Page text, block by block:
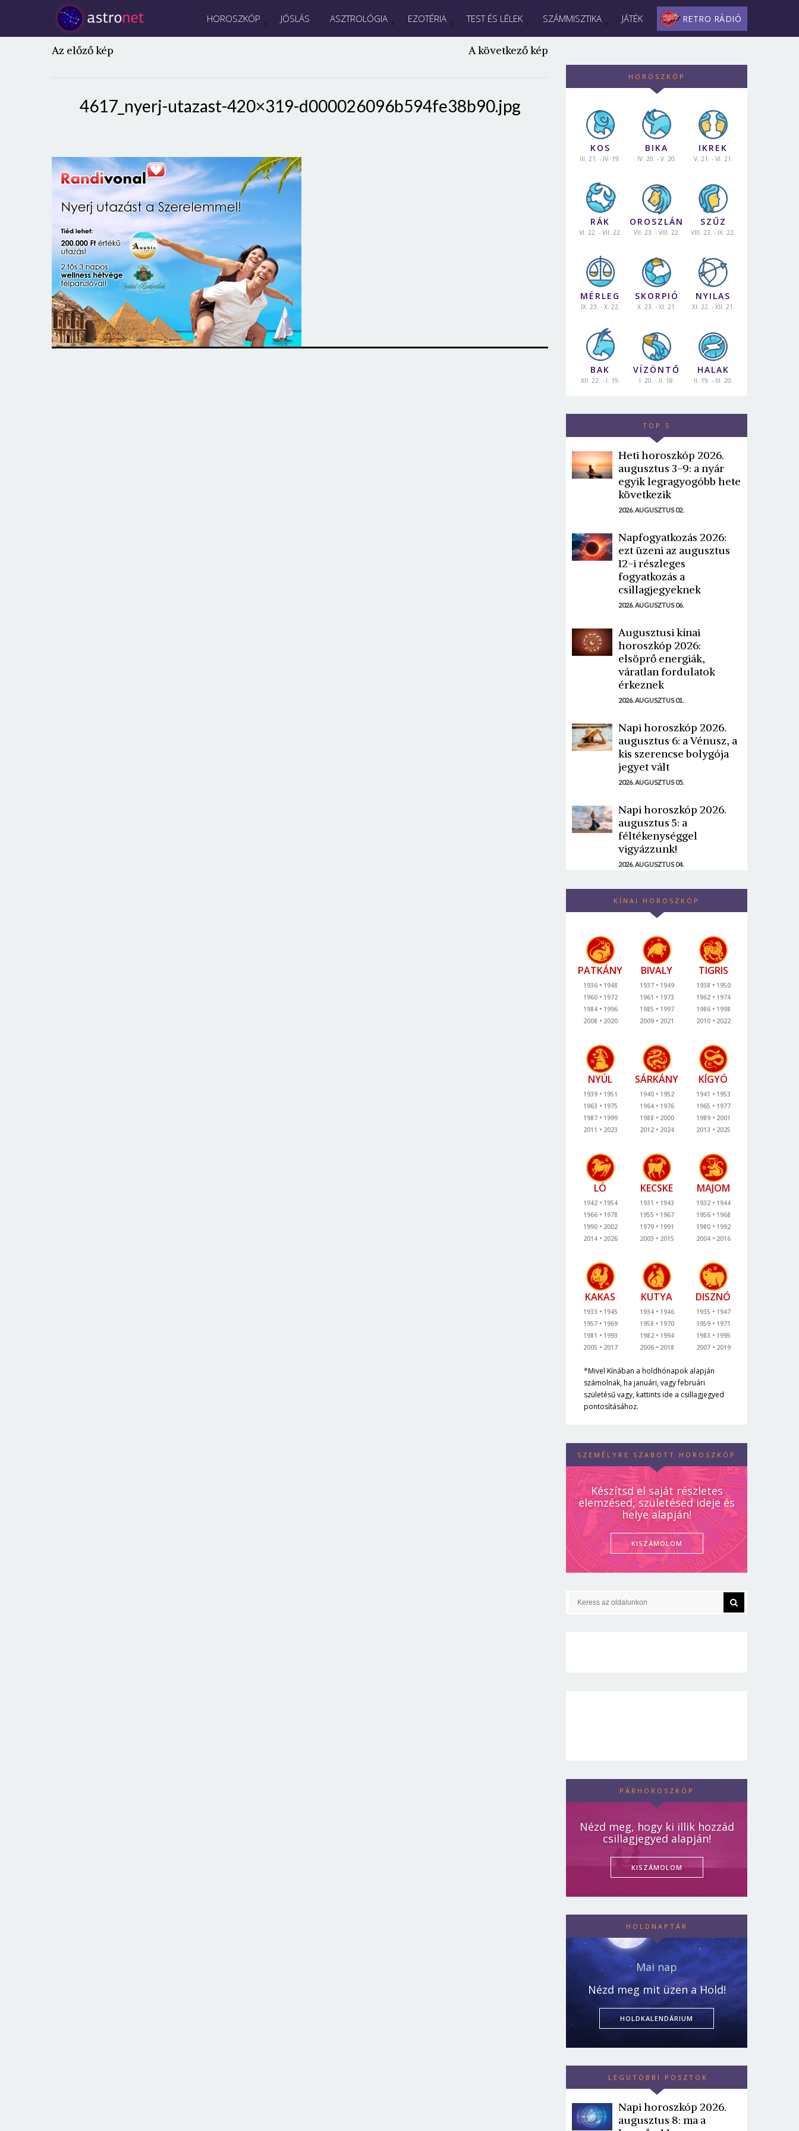
HOROSZKÓP JÓSLÁS ASZTROLÓGIA EZOTÉRIA TEST ÉS LÉLEK SZÁMMISZTIKA JÁTÉK RETRO RÁDIÓ
Az előző kép A következő kép
4617_nyerj-utazast-420×319-d000026096b594fe38b90.jpg
HOROSZKÓP
KOS
III. 21. - IV. 19.
BIKA
IV. 20. - V. 20.
IKREK
V. 21. - VI. 21.
RÁK
VI. 22. - VII. 22.
OROSZLÁN
VII. 23. - VIII. 22.
SZŰZ
VIII. 23. - IX. 22.
MÉRLEG
IX. 23. - X. 22.
SKORPIÓ
X. 23. - XI. 21.
NYILAS
XI. 22. - XII. 21.
BAK
XII. 22. - I. 19.
VÍZÖNTŐ
I. 20. - II. 18.
HALAK
II. 19. - III. 20.
TOP 5
Heti horoszkóp 2026.
augusztus 3-9: a nyár
egyik legragyogóbb hete
következik
2026. AUGUSZTUS 02.
Napfogyatkozás 2026:
ezt üzeni az augusztus
12-i részleges
fogyatkozás a
csillagjegyeknek
2026. AUGUSZTUS 06.
Augusztusi kínai
horoszkóp 2026:
elsöprő energiák,
váratlan fordulatok
érkeznek
2026. AUGUSZTUS 01.
Napi horoszkóp 2026.
augusztus 6: a Vénusz, a
kis szerencse bolygója
jegyet vált
2026. AUGUSZTUS 05.
Napi horoszkóp 2026.
augusztus 5: a
féltékenységgel
vigyázzunk!
2026. AUGUSZTUS 04.
KÍNAI HOROSZKÓP
PATKÁNY
1936
1948
1960
1972
1984
1996
2008
2020
BIVALY
1937
1949
1961
1973
1985
1997
2009
2021
TIGRIS
1938
1950
1962
1974
1986
1998
2010
2022
NYÚL
1939
1951
1963
1975
1987
1999
2011
2023
SÁRKÁNY
1940
1952
1964
1976
1988
2000
2012
2024
KÍGYÓ
1941
1953
1965
1977
1989
2001
2013
2025
LÓ
1942
1954
1966
1978
1990
2002
2014
2026
KECSKE
1931
1943
1955
1967
1979
1991
2003
2015
MAJOM
1932
1944
1956
1968
1980
1992
2004
2016
KAKAS
1933
1945
1957
1969
1981
1993
2005
2017
KUTYA
1934
1946
1958
1970
1982
1994
2006
2018
DISZNÓ
1935
1947
1959
1971
1983
1995
2007
2019
*Mivel Kínában a holdhónapok alapján
számolnak, ha januári, vagy februári
születésű vagy, kattints ide a csillagjegyed
pontosításához.
SZEMÉLYRE SZABOTT HOROSZKÓP
Készítsd el saját részletes
elemzésed, születésed ideje és
helye alapján!
KISZÁMOLOM
PÁRHOROSZKÓP
Nézd meg, hogy ki illik hozzád
csillagjegyed alapján!
KISZÁMOLOM
HOLDNAPTÁR
Mai nap
Nézd meg mit üzen a Hold!
HOLDKALENDÁRIUM
LEGUTÓBBI POSZTOK
Napi horoszkóp 2026.
augusztus 8: ma a